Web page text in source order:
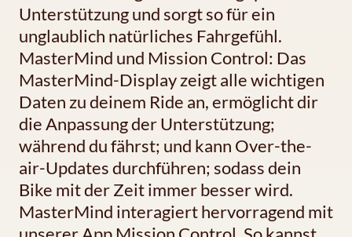
Unterstützung und sorgt so für ein
unglaublich natürliches Fahrgefühl.
MasterMind und Mission Control: Das
MasterMind-Display zeigt alle wichtigen
Daten zu deinem Ride an, ermöglicht dir
die Anpassung der Unterstützung;
während du fährst; und kann Over-the-
air-Updates durchführen; sodass dein
Bike mit der Zeit immer besser wird.
MasterMind interagiert hervorragend mit